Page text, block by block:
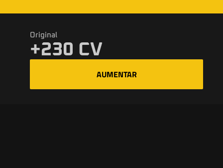
Original
+230 CV
AUMENTAR